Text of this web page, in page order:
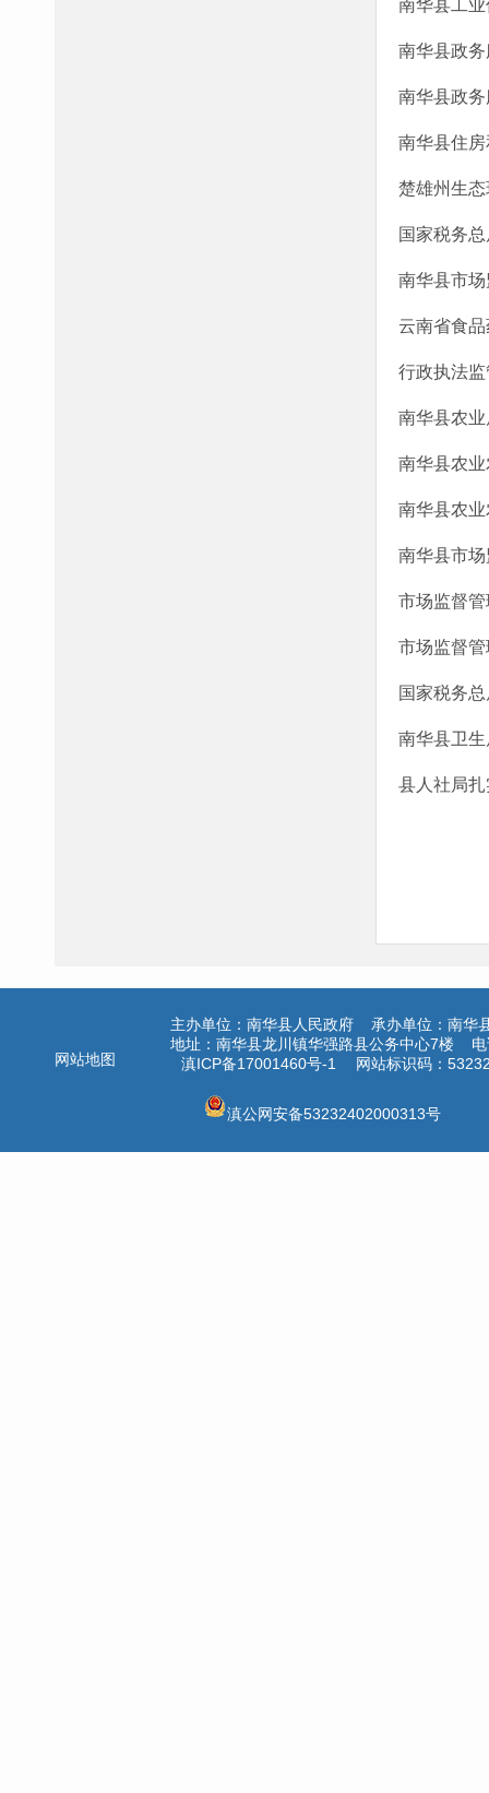
南华县工
南华县政
南华县政
南华县住
楚雄州生
国家税务
南华县市
云南省食
行政执法
南华县农
南华县农
南华县农
南华县市
市场监督
市场监督
国家税务
南华县卫
县人社局
网站地图
主办单位：南华县人民政府 承办单位：南华
地址：南华县龙川镇华强路县公务中心7楼
滇ICP备17001460号-1
网站标识码：
滇公网安备53232402000313号